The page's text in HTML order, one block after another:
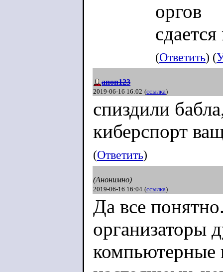
оргов
(Ответить) (
anon123
2019-06-16 16:02 (ссылка)
спиздили
киберспорт
(Ответить)
(Анонимно)
2019-06-16 16:04 (ссылка)
Да все
организаторы
компьютерные